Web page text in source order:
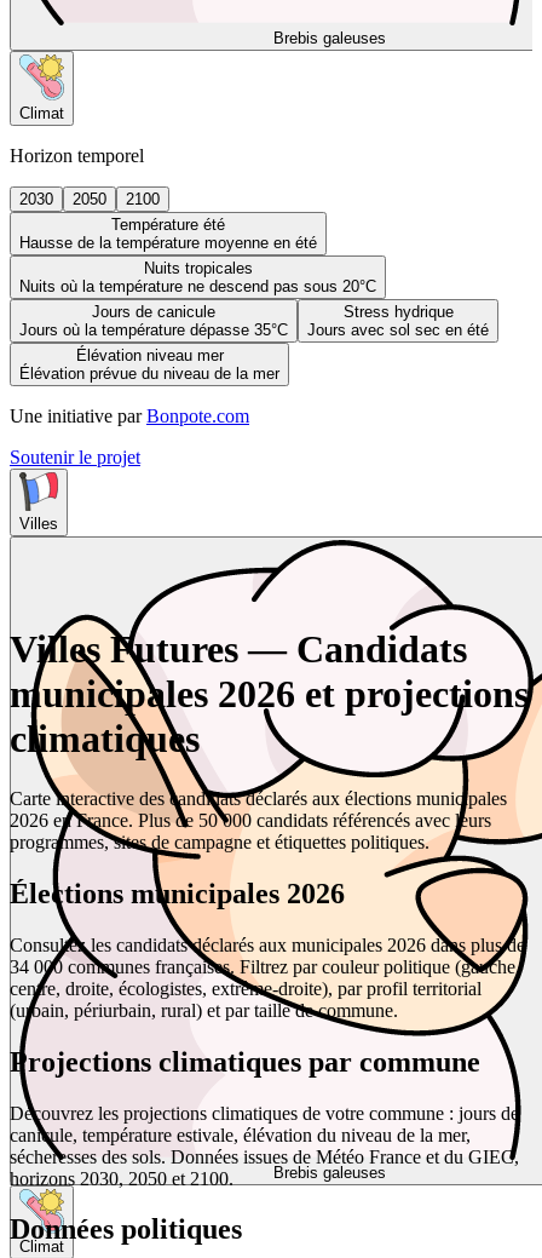
Brebis galeuses
Climat
Horizon temporel
2030 2050
2100
Température été
Hausse de la température moyenne en été
Nuits tropicales
Nuits où la température ne descend pas sous 20°C
Jours de canicule
Jours où la température dépasse 35°C
Stress hydrique
Jours avec sol sec en été
Élévation niveau mer
Élévation prévue du niveau de la mer
Une initiative par Bonpote.com
Soutenir le projet
Villes
Brebis galeuses
Climat
Villes Futures — Candidats
municipales 2026 et projections
climatiques
Carte interactive des candidats déclarés aux élections municipales
2026 en France. Plus de 50 000 candidats référencés avec leurs
programmes, sites de campagne et étiquettes politiques.
Élections municipales 2026
Consultez les candidats déclarés aux municipales 2026 dans plus de
34 000 communes françaises. Filtrez par couleur politique (gauche,
centre, droite, écologistes, extrême-droite), par profil territorial
(urbain, périurbain, rural) et par taille de commune.
Projections climatiques par commune
Découvrez les projections climatiques de votre commune : jours de
canicule, température estivale, élévation du niveau de la mer,
sécheresses des sols. Données issues de Météo France et du GIEC,
horizons 2030, 2050 et 2100.
Données politiques